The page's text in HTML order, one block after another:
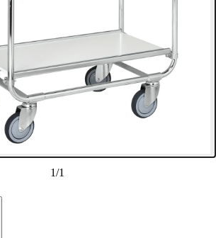
1/1